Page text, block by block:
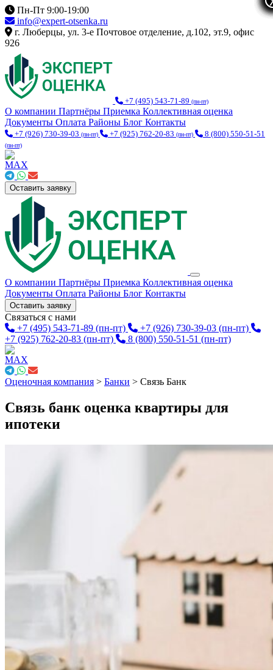
Пн-Пт 9:00-19:00
info@expert-otsenka.ru
г. Люберцы, ул. 3-е Почтовое отделение, д.102, эт.9, офис
926
+7 (495) 543-71-89 (пн-пт)
О компании Партнёры Приемка Коллективная оценка
Документы Оплата Районы Блог Контакты
+7 (926) 730-39-03 (пн-пт) +7 (925) 762-20-83 (пн-пт) 8 (800) 550-51-51
(пн-пт)
Оставить заявку
О компании Партнёры Приемка Коллективная оценка
Документы Оплата Районы Блог Контакты
Оставить заявку
Связаться с нами
+7 (495) 543-71-89 (пн-пт) +7 (926) 730-39-03 (пн-пт)
+7 (925) 762-20-83 (пн-пт) 8 (800) 550-51-51 (пн-пт)
Оценочная компания > Банки > Связь Банк
Связь банк оценка квартиры для
ипотеки